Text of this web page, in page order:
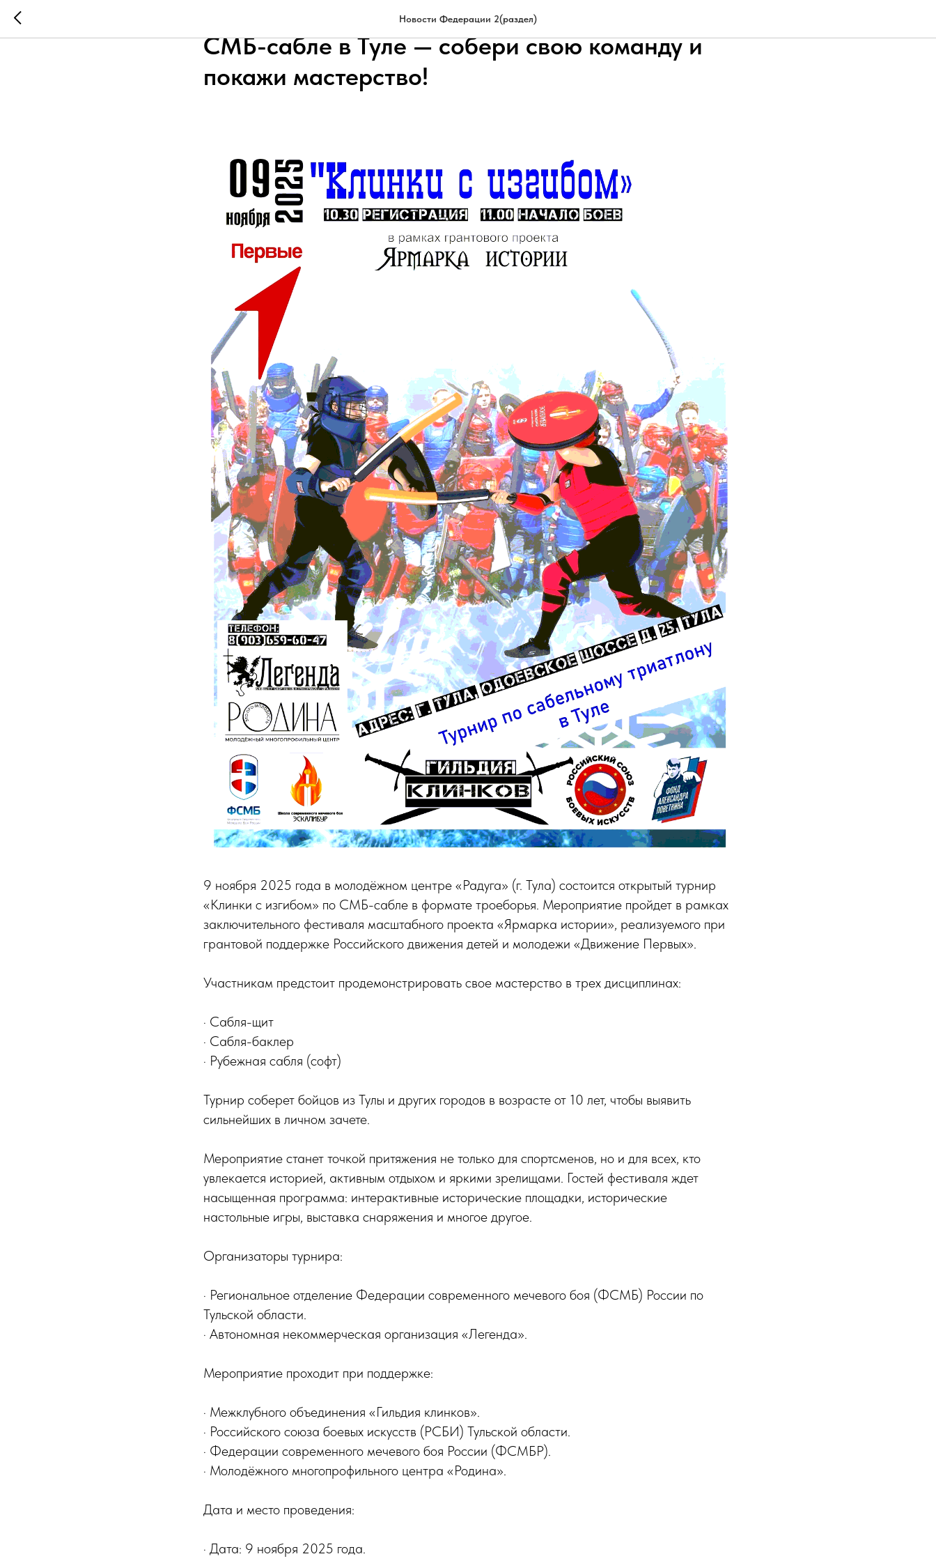
Новости Федерации 2(раздел)
⭐ Клинки с изгибом: Открытый турнир по
СМБ-сабле в Туле — собери свою команду и
покажи мастерство!
9 ноября 2025 года в молодёжном центре «Радуга» (г. Тула) состоится открытый турнир
«Клинки с изгибом» по СМБ-сабле в формате троеборья. Мероприятие пройдет в рамках
заключительного фестиваля масштабного проекта «Ярмарка истории», реализуемого при
грантовой поддержке Российского движения детей и молодежи «Движение Первых».
Участникам предстоит продемонстрировать свое мастерство в трех дисциплинах:
· Сабля-щит
· Сабля-баклер
· Рубежная сабля (софт)
Турнир соберет бойцов из Тулы и других городов в возрасте от 10 лет, чтобы выявить
сильнейших в личном зачете.
Мероприятие станет точкой притяжения не только для спортсменов, но и для всех, кто
увлекается историей, активным отдыхом и яркими зрелищами. Гостей фестиваля ждет
насыщенная программа: интерактивные исторические площадки, исторические
настольные игры, выставка снаряжения и многое другое.
Организаторы турнира:
· Региональное отделение Федерации современного мечевого боя (ФСМБ) России по
Тульской области.
· Автономная некоммерческая организация «Легенда».
Мероприятие проходит при поддержке:
· Межклубного объединения «Гильдия клинков».
· Российского союза боевых искусств (РСБИ) Тульской области.
· Федерации современного мечевого боя России (ФСМБР).
· Молодёжного многопрофильного центра «Родина».
Дата и место проведения:
· Дата: 9 ноября 2025 года.